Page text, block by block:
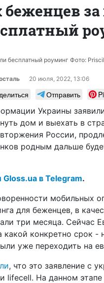
бесплатный роуминг Фото:
20 июля, 2022, 13:06
Отправить
Украины
дом и выехать в
России,
родным дальше
Gloss.ua в Telegram.
мобильных
для беженцев, в
три месяца. Сейчас
какой конкретно срок -
уже переходить на
, что это заявление с
lifecell. На данном